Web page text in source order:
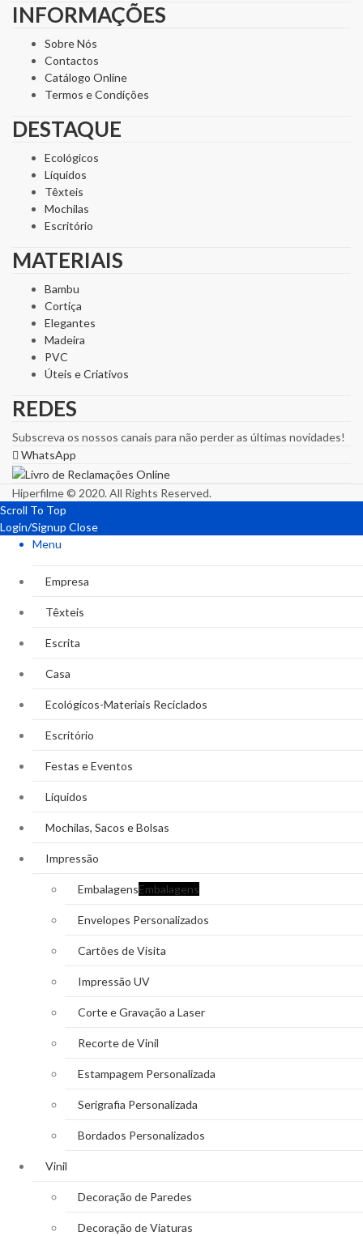
INFORMAÇÕES
Sobre Nós
Contactos
Catálogo Online
Termos e Condições
DESTAQUE
Ecológicos
Líquidos
Têxteis
Mochilas
Escritório
MATERIAIS
Bambu
Cortiça
Elegantes
Madeira
PVC
Úteis e Criativos
REDES
Subscreva os nossos canais para não perder as últimas novidades!
WhatsApp
Hiperfilme © 2020. All Rights Reserved.
Scroll To Top
Login/Signup Close
Menu
Empresa
Têxteis
Escrita
Casa
Ecológicos-Materiais Reciclados
Escritório
Festas e Eventos
Líquidos
Mochilas, Sacos e Bolsas
Impressão
EmbalagensEmbalagens
Envelopes Personalizados
Cartões de Visita
Impressão UV
Corte e Gravação a Laser
Recorte de Vinil
Estampagem Personalizada
Serigrafia Personalizada
Bordados Personalizados
Vinil
Decoração de Paredes
Decoração de Viaturas